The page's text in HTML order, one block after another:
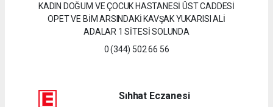
KADIN DOĞUM VE ÇOCUK HASTANESİ ÜST CADDESİ
OPET VE BİM ARSINDAKİ KAVŞAK YUKARISI ALİ
ADALAR 1 SİTESİ SOLUNDA
0 (344) 502 66 56
Sıhhat Eczanesi